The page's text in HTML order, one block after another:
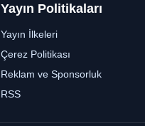
Yayın Politikaları
Yayın İlkeleri
Çerez Politikası
Reklam ve Sponsorluk
RSS